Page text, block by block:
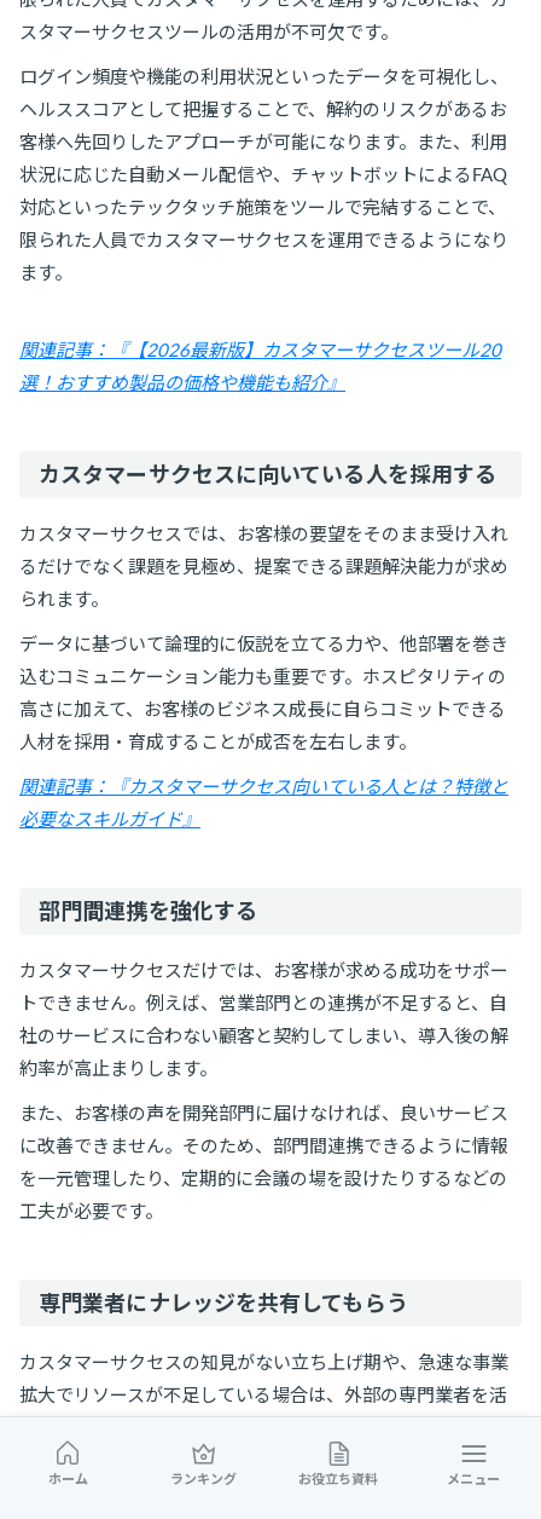
ホーム ランキング お役立ち資料 メニュー
スタマーサクセスツールの活用が不可欠です。
ログイン頻度や機能の利用状況といったデータを可視化し、
ヘルススコアとして把握することで、解約のリスクがあるお
客様へ先回りしたアプローチが可能になります。また、利用
状況に応じた自動メール配信や、チャットボットによるFAQ
対応といったテックタッチ施策をツールで完結することで、
限られた人員でカスタマーサクセスを運用できるようになり
ます。
関連記事：『【2026最新版】カスタマーサクセスツール20
選！おすすめ製品の価格や機能も紹介』
カスタマーサクセスに向いている人を採用する
カスタマーサクセスでは、お客様の要望をそのまま受け入れ
るだけでなく課題を見極め、提案できる課題解決能力が求め
られます。
データに基づいて論理的に仮説を立てる力や、他部署を巻き
込むコミュニケーション能力も重要です。ホスピタリティの
高さに加えて、お客様のビジネス成長に自らコミットできる
人材を採用・育成することが成否を左右します。
関連記事：『カスタマーサクセス向いている人とは？特徴と
必要なスキルガイド』
部門間連携を強化する
カスタマーサクセスだけでは、お客様が求める成功をサポー
トできません。例えば、営業部門との連携が不足すると、自
社のサービスに合わない顧客と契約してしまい、導入後の解
約率が高止まりします。
また、お客様の声を開発部門に届けなければ、良いサービス
に改善できません。そのため、部門間連携できるように情報
を一元管理したり、定期的に会議の場を設けたりするなどの
工夫が必要です。
専門業者にナレッジを共有してもらう
カスタマーサクセスの知見がない立ち上げ期や、急速な事業
拡大でリソースが不足している場合は、外部の専門業者を活
SaaS企業を支援してきたプロフェッショナルから、オンボー